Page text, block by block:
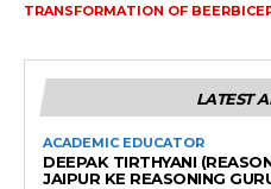
TRANSFORMATION OF
LATEST
ACADEMIC EDUCATOR
DEEPAK TIRTHYANI
JAIPUR KE REASONING